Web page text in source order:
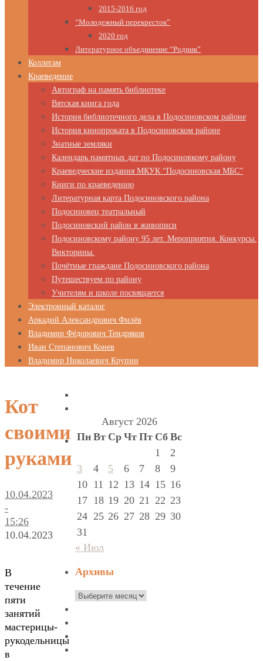
2015-2016 год
“Молодежный перекресток”
2020 год
Литературное объединение “Родник”
Коллегам
Краеведение
Автограф на память библиотеке
Вятская книга года
История библиотечного дела в Подосиновском районе
История кинопроката в Подосиновском районе
Знатные земляки
Календарь памятных дат по Подосиновкому району
Краеведческие издания МКУК “Подосиновская МБС”
Книги по краеведению
Литературная карта Подосиновского района
Подосиновец театральный
Подосиновский район в живописи
Подосиновскому району 95 лет. Мероприятия. Конкурсы.
Викторины.
Почётные граждане Подосиновского района
Путешествуем по району
Учителям и школе посвящается
Электронный каталог
Аркадий Александрович Филёв
Владимир Фёдорович Тендряков
Иван Степанович Конев
Владимир Николаевич Крупин
Кот
своими
руками
10.04.2023
-
15:26
10.04.2023
В
течение
пяти
занятий
мастерицы-
рукодельницы
в
Август 2026
Пн Вт Ср Чт Пт Сб Вс
1
2
3
4 5 6 7 8
9
10 11 12 13 14 15 16
17 18 19 20 21 22 23
24 25 26 27 28 29 30
31
« Июл
Архивы
Архивы